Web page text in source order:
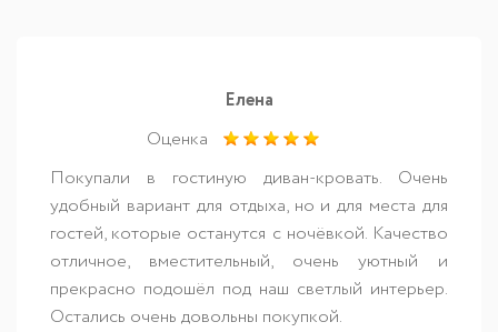
Елена
Оценка
Покупали в гостиную диван-кровать. Очень
удобный вариант для отдыха, но и для места для
гостей, которые останутся с ночёвкой. Качество
отличное, вместительный, очень уютный и
прекрасно подошёл под наш светлый интерьер.
Остались очень довольны покупкой.